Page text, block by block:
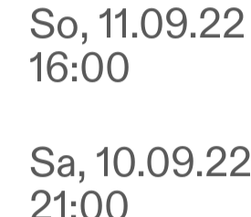
So, 11.09.22
16:00
Sa, 10.09.22
21:00